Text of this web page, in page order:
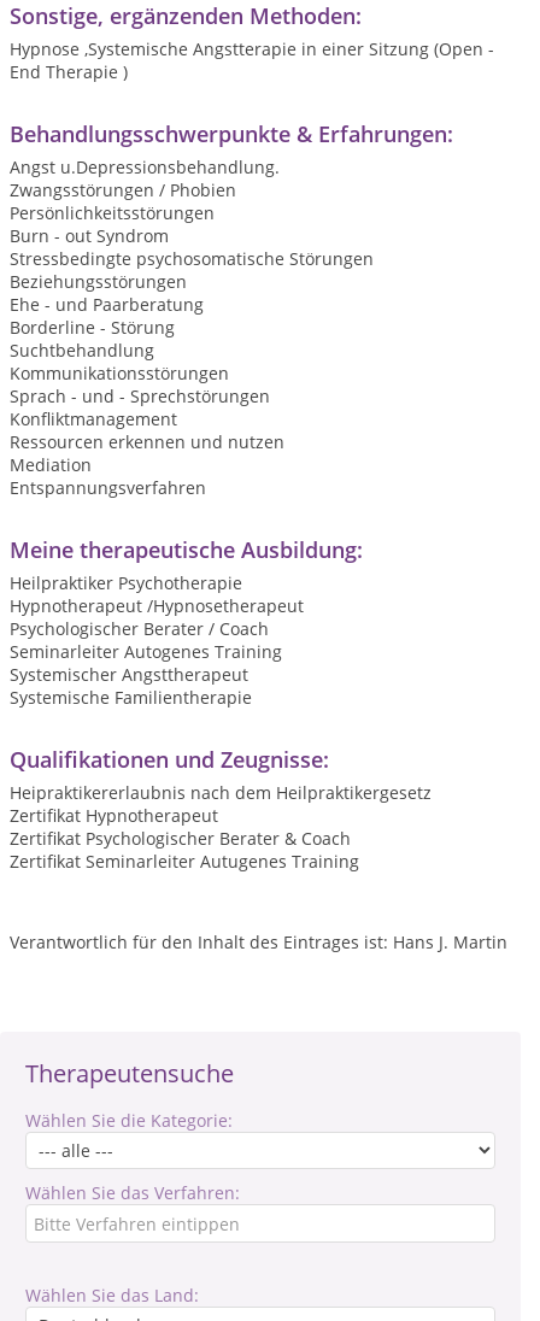
Therapeutensuche
Wählen Sie die Kategorie:
Wählen Sie das Verfahren:
Wählen Sie das Land:
Sonstige, ergänzenden Methoden:
Hypnose ,Systemische Angstterapie in einer Sitzung (Open -
End Therapie )
Behandlungsschwerpunkte & Erfahrungen:
Angst u.Depressionsbehandlung.
Zwangsstörungen / Phobien
Persönlichkeitsstörungen
Burn - out Syndrom
Stressbedingte psychosomatische Störungen
Beziehungsstörungen
Ehe - und Paarberatung
Borderline - Störung
Suchtbehandlung
Kommunikationsstörungen
Sprach - und - Sprechstörungen
Konfliktmanagement
Ressourcen erkennen und nutzen
Mediation
Entspannungsverfahren
Meine therapeutische Ausbildung:
Heilpraktiker Psychotherapie
Hypnotherapeut /Hypnosetherapeut
Psychologischer Berater / Coach
Seminarleiter Autogenes Training
Systemischer Angsttherapeut
Systemische Familientherapie
Qualifikationen und Zeugnisse:
Heipraktikererlaubnis nach dem Heilpraktikergesetz
Zertifikat Hypnotherapeut
Zertifikat Psychologischer Berater & Coach
Zertifikat Seminarleiter Autugenes Training
Verantwortlich für den Inhalt des Eintrages ist: Hans J. Martin